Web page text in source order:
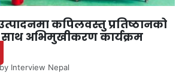
कपिलवस्तु प्रतिष्ठानको
अभिमुखीकरण कार्यक्रम
Interview Nepal